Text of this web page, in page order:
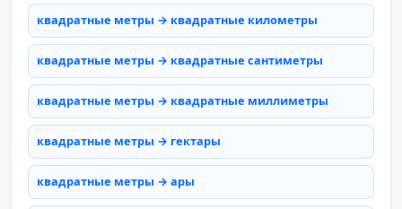
квадратные метры → квадратные километры
квадратные метры → квадратные сантиметры
квадратные метры → квадратные миллиметры
квадратные метры → гектары
квадратные метры → ары